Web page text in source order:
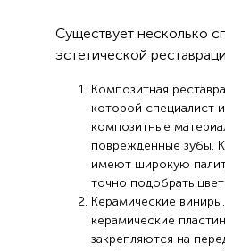
Существует несколько
эстетической
Композитная
которой специалист
композитные
поврежденные зубы.
имеют широкую
точно подобрать цвет
Керамические
керамические
закрепляются на